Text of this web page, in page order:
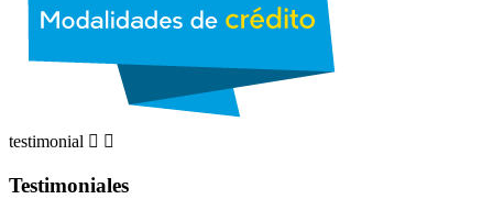
testimonial  
Testimoniales